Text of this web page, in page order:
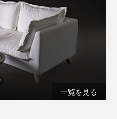
一覧を見る